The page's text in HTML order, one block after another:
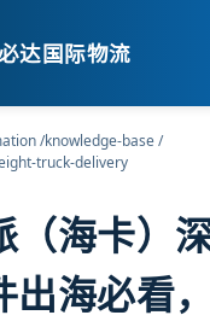
达国际物流
/knowledge-base/
truck-delivery
（海卡）
出海必看